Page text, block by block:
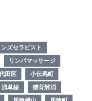
ンズセラピスト
リンパマッサージ
田区
小伝馬町
浅草線
猫背解消